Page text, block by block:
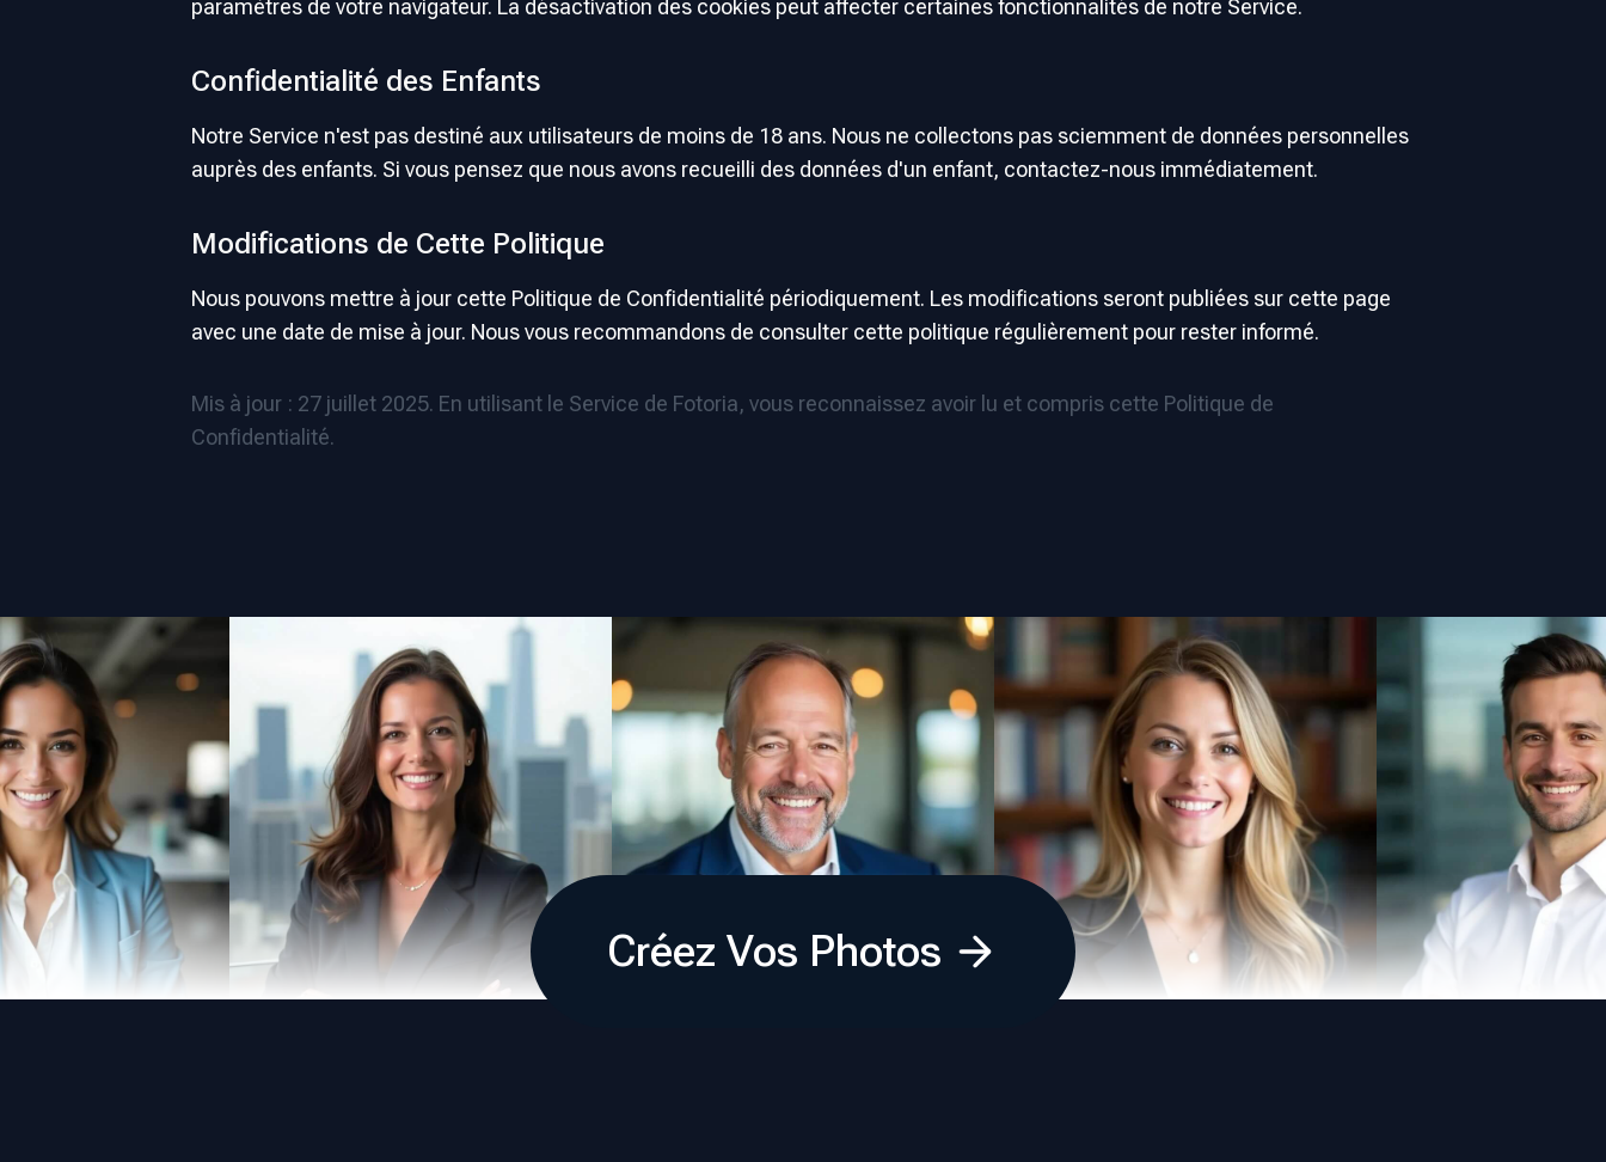
paramètres de votre navigateur. La désactivation des cookies peut affecter certaines fonctionnalités de notre Service.
Confidentialité des Enfants
Notre Service n'est pas destiné aux utilisateurs de moins de 18 ans. Nous ne collectons pas sciemment de données personnelles
auprès des enfants. Si vous pensez que nous avons recueilli des données d'un enfant, contactez-nous immédiatement.
Modifications de Cette Politique
Nous pouvons mettre à jour cette Politique de Confidentialité périodiquement. Les modifications seront publiées sur cette page
avec une date de mise à jour. Nous vous recommandons de consulter cette politique régulièrement pour rester informé.
Mis à jour : 27 juillet 2025. En utilisant le Service de Fotoria, vous reconnaissez avoir lu et compris cette Politique de
Confidentialité.
Créez Vos Photos